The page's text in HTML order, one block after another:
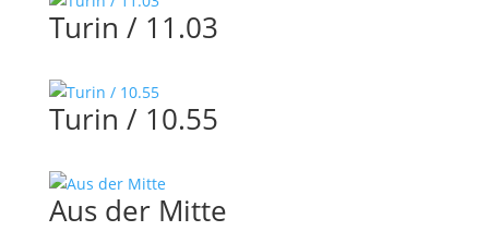
Turin / 11.03
Turin / 10.55
Aus der Mitte